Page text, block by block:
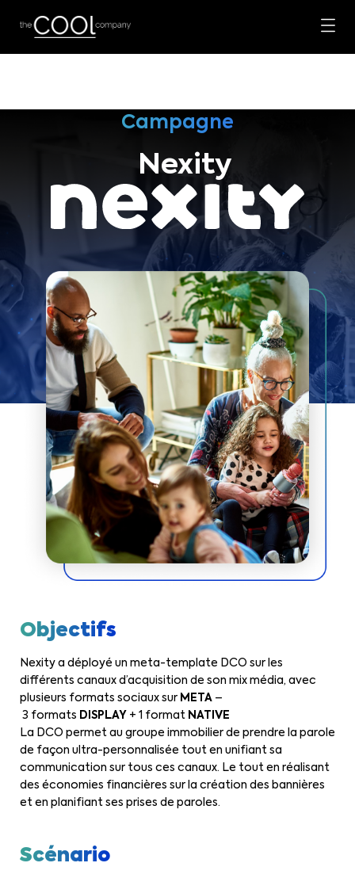
Campagne
Nexity
Objectifs
Nexity a déployé un meta-template DCO sur les
différents canaux d’acquisition de son mix média, avec
plusieurs formats sociaux sur META –
3 formats DISPLAY + 1 format NATIVE
La DCO permet au groupe immobilier de prendre la parole
de façon ultra-personnalisée tout en unifiant sa
communication sur tous ces canaux. Le tout en réalisant
des économies financières sur la création des bannières
et en planifiant ses prises de paroles.
Scénario